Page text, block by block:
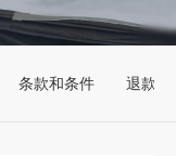
条款和条件 退款和